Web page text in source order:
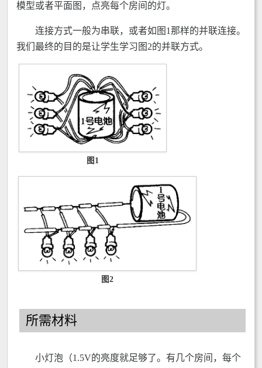
模型或者平面图，点亮每个房间的灯。
连接方式一般为串联，或者如图1那样的并联连接。
我们最终的目的是让学生学习图2的并联方式。
图1
图2
所需材料
小灯泡（1.5V的亮度就足够了。有几个房间，每个